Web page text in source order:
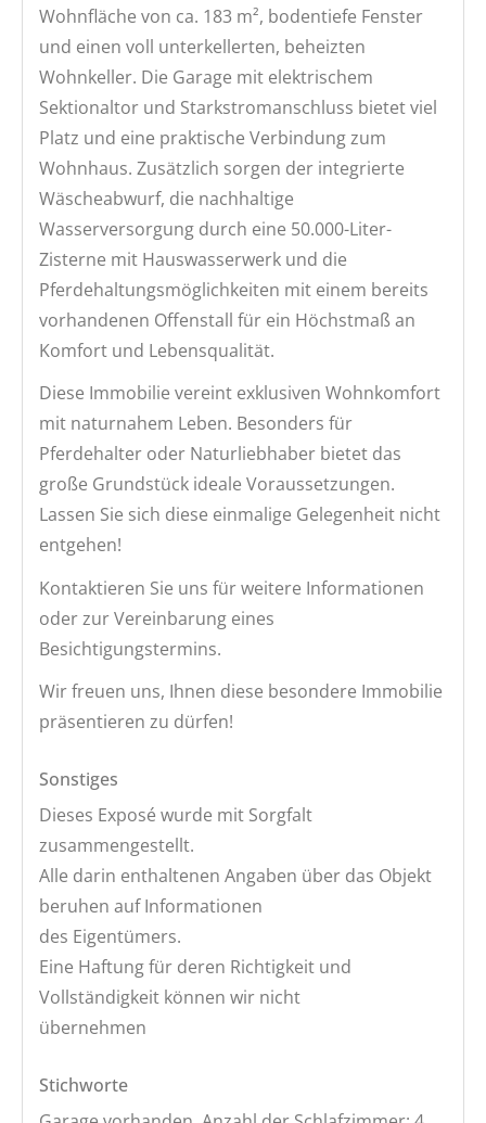
Wohnfläche von ca. 183 m², bodentiefe Fenster
und einen voll unterkellerten, beheizten
Wohnkeller. Die Garage mit elektrischem
Sektionaltor und Starkstromanschluss bietet viel
Platz und eine praktische Verbindung zum
Wohnhaus. Zusätzlich sorgen der integrierte
Wäscheabwurf, die nachhaltige
Wasserversorgung durch eine 50.000-Liter-
Zisterne mit Hauswasserwerk und die
Pferdehaltungsmöglichkeiten mit einem bereits
vorhandenen Offenstall für ein Höchstmaß an
Komfort und Lebensqualität.
Diese Immobilie vereint exklusiven Wohnkomfort
mit naturnahem Leben. Besonders für
Pferdehalter oder Naturliebhaber bietet das
große Grundstück ideale Voraussetzungen.
Lassen Sie sich diese einmalige Gelegenheit nicht
entgehen!
Kontaktieren Sie uns für weitere Informationen
oder zur Vereinbarung eines
Besichtigungstermins.
Wir freuen uns, Ihnen diese besondere Immobilie
präsentieren zu dürfen!
Sonstiges
Dieses Exposé wurde mit Sorgfalt
zusammengestellt.
Alle darin enthaltenen Angaben über das Objekt
beruhen auf Informationen
des Eigentümers.
Eine Haftung für deren Richtigkeit und
Vollständigkeit können wir nicht
übernehmen
Stichworte